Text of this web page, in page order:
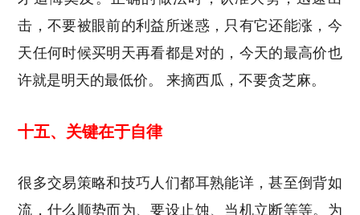
击，不要被眼前的利益所迷惑，只有它还能涨，今
天任何时候买明天再看都是对的，今天的最高价也
许就是明天的最低价。 来摘西瓜，不要贪芝麻。
十五、关键在于自律
很多交易策略和技巧人们都耳熟能详，甚至倒背如
流，什么顺势而为、要设止蚀、当机立断等等。为